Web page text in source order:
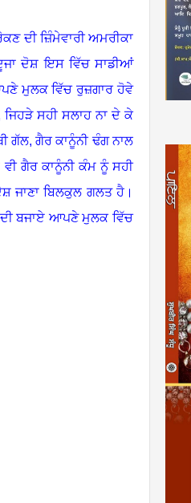
ਦੀ ਜ਼ਿੰਮੇਵਾਰੀ ਅਮਰੀਕਾ
ਦੋਸ਼ ਇਸ ਵਿੱਚ ਸਾਡੀਆਂ
ਮੁਲਕ ਵਿੱਚ ਰੁਜ਼ਗਾਰ ਹੋਵੇ
ਜਿਹੜੇ ਸਹੀ ਸਲਾਹ ਨਾ ਦੇ ਕੇ
ਗੱਲ, ਗੈਰ ਕਾਨੂੰਨੀ ਢੰਗ ਨਾਲ
ਵੀ ਗੈਰ ਕਾਨੂੰਨੀ ਕੰਮ ਨੂੰ ਸਹੀ
ਜਾਣਾ ਬਿਲਕੁਲ ਗਲਤ ਹੈ ।
ਬਜਾਏ ਆਪਣੇ ਮੁਲਕ ਵਿੱਚ